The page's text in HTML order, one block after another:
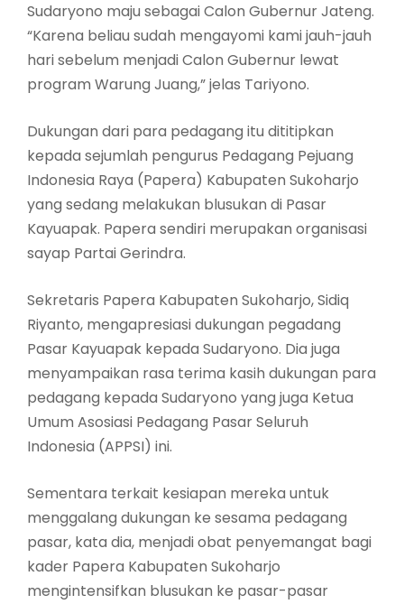
Sudaryono maju sebagai Calon Gubernur Jateng.
“Karena beliau sudah mengayomi kami jauh-jauh
hari sebelum menjadi Calon Gubernur lewat
program Warung Juang,” jelas Tariyono.
Dukungan dari para pedagang itu dititipkan
kepada sejumlah pengurus Pedagang Pejuang
Indonesia Raya (Papera) Kabupaten Sukoharjo
yang sedang melakukan blusukan di Pasar
Kayuapak. Papera sendiri merupakan organisasi
sayap Partai Gerindra.
Sekretaris Papera Kabupaten Sukoharjo, Sidiq
Riyanto, mengapresiasi dukungan pegadang
Pasar Kayuapak kepada Sudaryono. Dia juga
menyampaikan rasa terima kasih dukungan para
pedagang kepada Sudaryono yang juga Ketua
Umum Asosiasi Pedagang Pasar Seluruh
Indonesia (APPSI) ini.
Sementara terkait kesiapan mereka untuk
menggalang dukungan ke sesama pedagang
pasar, kata dia, menjadi obat penyemangat bagi
kader Papera Kabupaten Sukoharjo
mengintensifkan blusukan ke pasar-pasar